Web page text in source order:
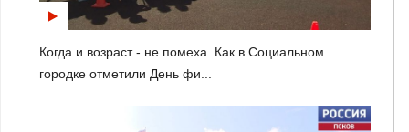
Когда и возраст - не помеха. Как в Социальном
городке отметили День фи...